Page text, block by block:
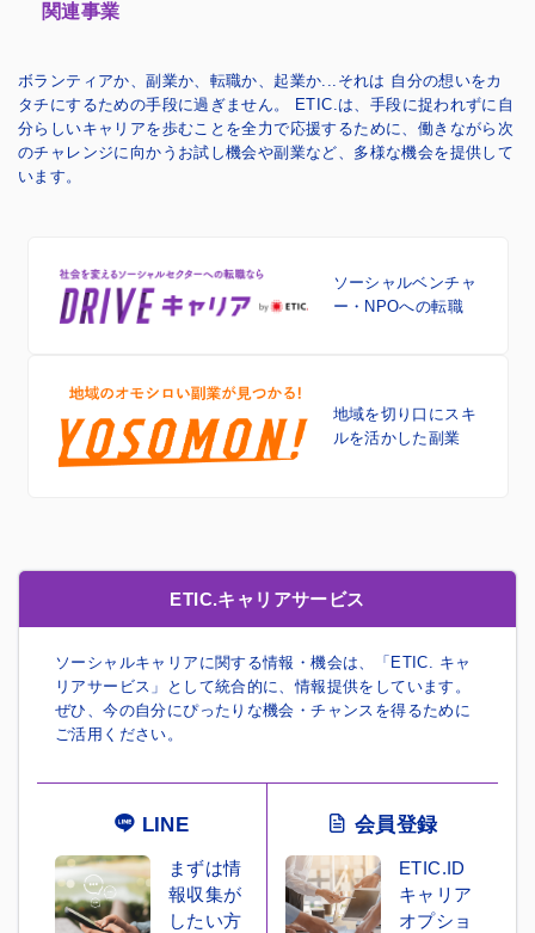
関連事業
ボランティアか、副業か、転職か、起業か...それは 自分の想いをカ
タチにするための手段に過ぎません。
ETIC.は、手段に捉われずに自
分らしいキャリアを歩むことを全力で応援するために、 働きながら次
のチャレンジに向かうお試し機会や副業など、多様な機会を提供して
います。
ソーシャルベンチャ
ー・NPOへの転職
地域を切り口に スキ
ルを活かした副業
ETIC.キャリアサービス
ソーシャルキャリアに関する情報・機会は、「ETIC. キャ
リアサービス」として統合的に、情報提供をしています。
ぜひ、今の自分にぴったりな機会・チャンスを得るために
ご活用ください。
LINE
まずは情
報収集が
したい方
会員登録
ETIC.ID
キャリア
オプショ